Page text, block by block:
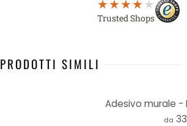
Trusted Shops
PRODOTTI SIMILI
Adesivo murale
da